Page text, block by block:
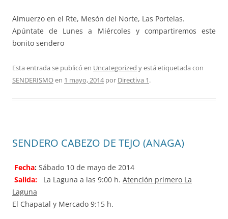
Almuerzo en el Rte, Mesón del Norte, Las Portelas.
Apúntate de Lunes a Miércoles y compartiremos este
bonito sendero
Esta entrada se publicó en Uncategorized y está etiquetada con
SENDERISMOen 1 mayo, 2014por Directiva 1.
SENDERO CABEZO DE TEJO (ANAGA)
Fecha: Sábado 10 de mayo de 2014
Salida: La Laguna a las 9:00 h. Atención primero La
Laguna
El Chapatal y Mercado 9:15 h.